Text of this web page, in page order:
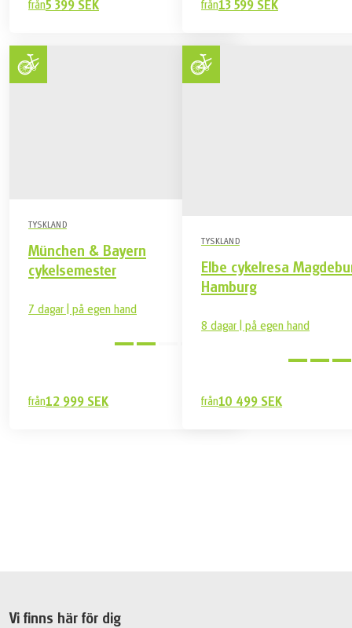
från5 399 SEK från13 599 SEK
TYSKLAND
München & Bayern
cykelsemester
7 dagar | på egen hand
från12 999 SEK
TYSKLAND
Elbe cykelresa
Hamburg
8 dagar | på egen hand
från10 499 SEK
Vi finns här för dig